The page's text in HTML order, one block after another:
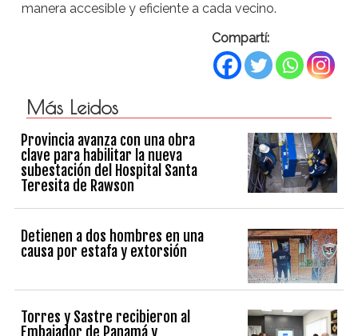
manera accesible y eficiente a cada vecino.
Compartí:
Más Leidos
Provincia avanza con una obra
clave para habilitar la nueva
subestación del Hospital Santa
Teresita de Rawson
Detienen a dos hombres en una
causa por estafa y extorsión
Torres y Sastre recibieron al
Embajador de Panamá y